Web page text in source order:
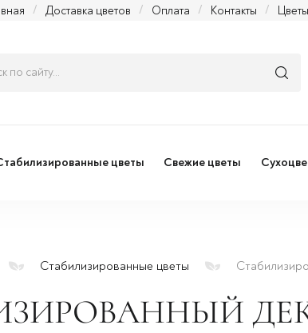
/ Доставка цветов / Оплата / Контакты /
цветы Свежие цветы
Стабилизированные цветы